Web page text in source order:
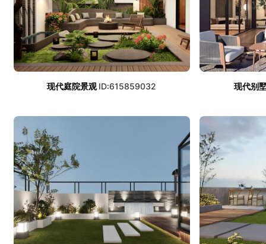
现代庭院景观 ID:615859032 现代别